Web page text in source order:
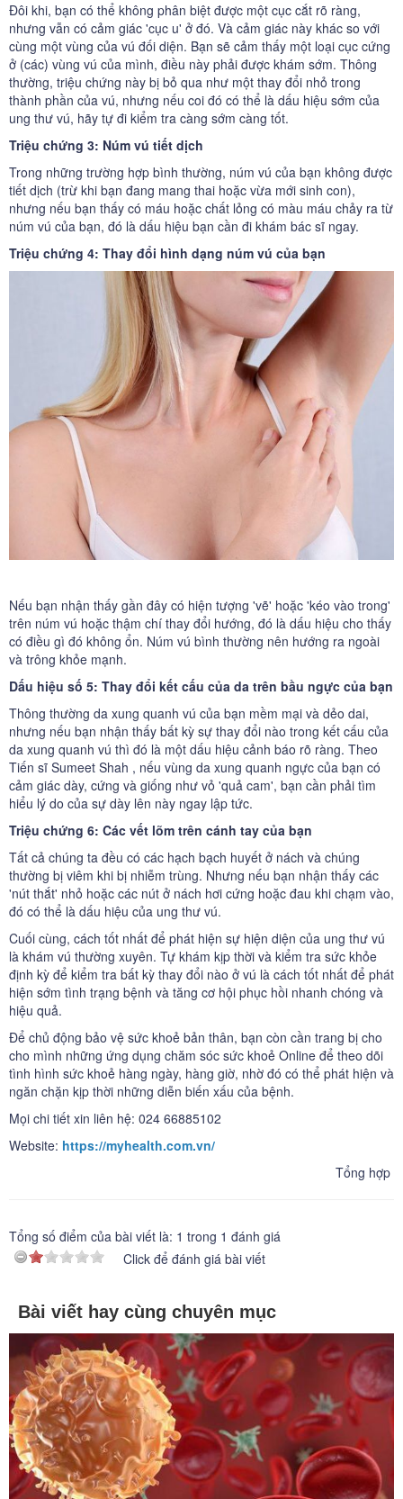
Đôi khi, bạn có thể không phân biệt được một cục cắt rõ ràng,
nhưng vẫn có cảm giác 'cục u' ở đó. Và cảm giác này khác so với
cùng một vùng của vú đối diện. Bạn sẽ cảm thấy một loại cục cứng
ở (các) vùng vú của mình, điều này phải được khám sớm. Thông
thường, triệu chứng này bị bỏ qua như một thay đổi nhỏ trong
thành phần của vú, nhưng nếu coi đó có thể là dấu hiệu sớm của
ung thư vú, hãy tự đi kiểm tra càng sớm càng tốt.
Triệu chứng 3: Núm vú tiết dịch
Trong những trường hợp bình thường, núm vú của bạn không được
tiết dịch (trừ khi bạn đang mang thai hoặc vừa mới sinh con),
nhưng nếu bạn thấy có máu hoặc chất lỏng có màu máu chảy ra từ
núm vú của bạn, đó là dấu hiệu bạn cần đi khám bác sĩ ngay.
Triệu chứng 4: Thay đổi hình dạng núm vú của bạn
Nếu bạn nhận thấy gần đây có hiện tượng 'vẽ' hoặc 'kéo vào trong'
trên núm vú hoặc thậm chí thay đổi hướng, đó là dấu hiệu cho thấy
có điều gì đó không ổn. Núm vú bình thường nên hướng ra ngoài
và trông khỏe mạnh.
Dấu hiệu số 5: Thay đổi kết cấu của da trên bầu ngực của bạn
Thông thường da xung quanh vú của bạn mềm mại và dẻo dai,
nhưng nếu bạn nhận thấy bất kỳ sự thay đổi nào trong kết cấu của
da xung quanh vú thì đó là một dấu hiệu cảnh báo rõ ràng. Theo
Tiến sĩ Sumeet Shah , nếu vùng da xung quanh ngực của bạn có
cảm giác dày, cứng và giống như vỏ 'quả cam', bạn cần phải tìm
hiểu lý do của sự dày lên này ngay lập tức.
Triệu chứng 6: Các vết lõm trên cánh tay của bạn
Tất cả chúng ta đều có các hạch bạch huyết ở nách và chúng
thường bị viêm khi bị nhiễm trùng. Nhưng nếu bạn nhận thấy các
'nút thắt' nhỏ hoặc các nút ở nách hơi cứng hoặc đau khi chạm vào,
đó có thể là dấu hiệu của ung thư vú.
Cuối cùng, cách tốt nhất để phát hiện sự hiện diện của ung thư vú
là khám vú thường xuyên. Tự khám kịp thời và kiểm tra sức khỏe
định kỳ để kiểm tra bất kỳ thay đổi nào ở vú là cách tốt nhất để phát
hiện sớm tình trạng bệnh và tăng cơ hội phục hồi nhanh chóng và
hiệu quả.
Để chủ động bảo vệ sức khoẻ bản thân, bạn còn cần trang bị cho
cho mình những ứng dụng chăm sóc sức khoẻ Online để theo dõi
tình hình sức khoẻ hàng ngày, hàng giờ, nhờ đó có thể phát hiện và
ngăn chặn kịp thời những diễn biến xấu của bệnh.
Mọi chi tiết xin liên hệ: 024 66885102
Website: https://myhealth.com.vn/
Tổng hợp
Tổng số điểm của bài viết là: 1 trong 1 đánh giá
Click để đánh giá bài viết
Bài viết hay cùng chuyên mục